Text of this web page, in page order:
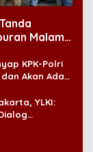
Malam
KPK-Polri
Akan Ada
YLKI: